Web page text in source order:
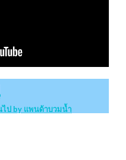
ไป by แพนด้าบวมน้ำ